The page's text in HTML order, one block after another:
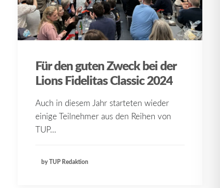
Für den guten Zweck bei der
Lions Fidelitas Classic 2024
Auch in diesem Jahr starteten wieder
einige Teilnehmer aus den Reihen von
TUP…
by TUP Redaktion